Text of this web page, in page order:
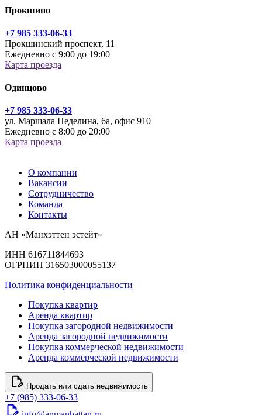
Прокшино
+7 985 333-06-33
Прокшинский проспект, 11
Ежедневно с 9:00 до 19:00
Карта проезда
Одинцово
+7 985 333-06-33
ул. Маршала Неделина, 6а, офис 910
Ежедневно с 8:00 до 20:00
Карта проезда
О компании
Вакансии
Сотрудничество
Команда
Контакты
АН «Манхэттен эстейт»
ИНН 616711844693
ОГРНИП 316503000055137
Политика конфиденциальности
Покупка квартир
Аренда квартир
Покупка загородной недвижимости
Аренда загородной недвижимости
Покупка коммерческой недвижимости
Аренда коммерческой недвижимости
Продать или сдать недвижимость
+7 (985) 333-06-33